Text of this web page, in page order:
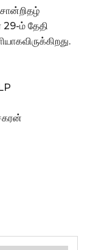
சான்றிதழ்
ம் தேதி